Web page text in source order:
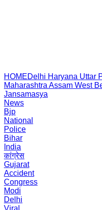
HOMEDelhi Haryana Uttar
Maharashtra Assam West
Jansamasya
News
Bjp
National
Police
Bihar
India
कांग्रेस
Gujarat
Accident
Congress
Modi
Delhi
Viral